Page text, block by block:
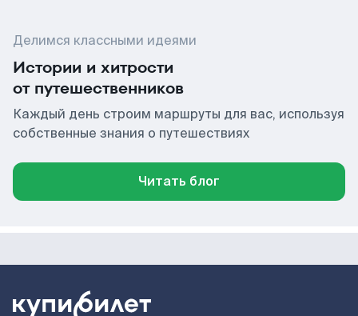
Делимся классными идеями
Истории и хитрости
от путешественников
Каждый день строим маршруты для вас, используя
собственные знания о путешествиях
Читать блог